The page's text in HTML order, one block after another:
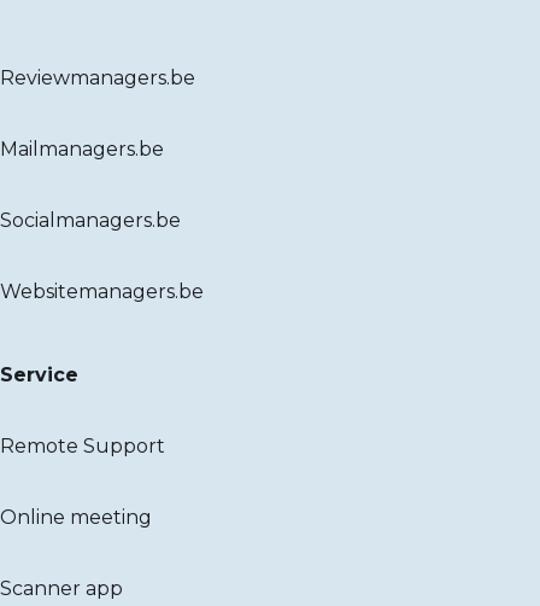
Reviewmanagers.be
Mailmanagers.be
Socialmanagers.be
Websitemanagers.be
Service
Remote Support
Online meeting
Scanner app